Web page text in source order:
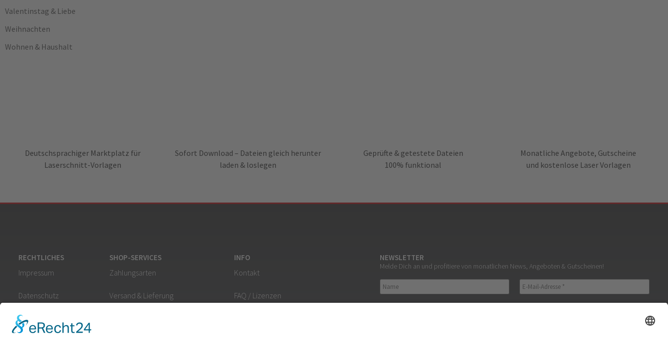
Valentinstag & Liebe
Weihnachten
Wohnen & Haushalt
Deutschsprachiger Marktplatz für
Laserschnitt-Vorlagen
Sofort Download – Dateien gleich herunter
laden & loslegen
Geprüfte & getestete Dateien
100% funktional
Monatliche Angebote, Gutscheine
und kostenlose Laser Vorlagen
RECHTLICHES
Impressum
Datenschutz
AGB
SHOP-SERVICES
Zahlungsarten
Versand & Lieferung
INFO
Kontakt
FAQ / Lizenzen
NEWSLETTER
Melde Dich an und profitiere von monatlichen News, Angeboten & Gutscheinen!